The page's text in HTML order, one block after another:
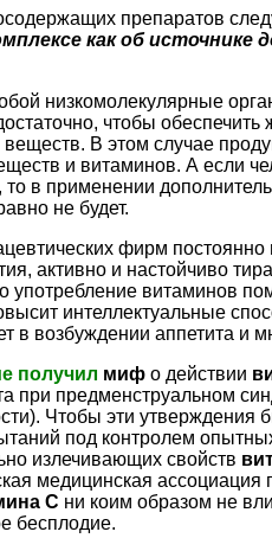
препаратов
как об источнике
низкомолекулярные
чтобы
В этом случае
и витаминов. А если
в применении
не будет.
фирм
активно и настойчиво
употребление витаминов
интеллектуальные
в возбуждении аппетита и
получил миф о действии
при предменструальном
Чтобы эти
под контролем
излечивающих свойств
медицинская
С ни коим образом не
бесплодие.